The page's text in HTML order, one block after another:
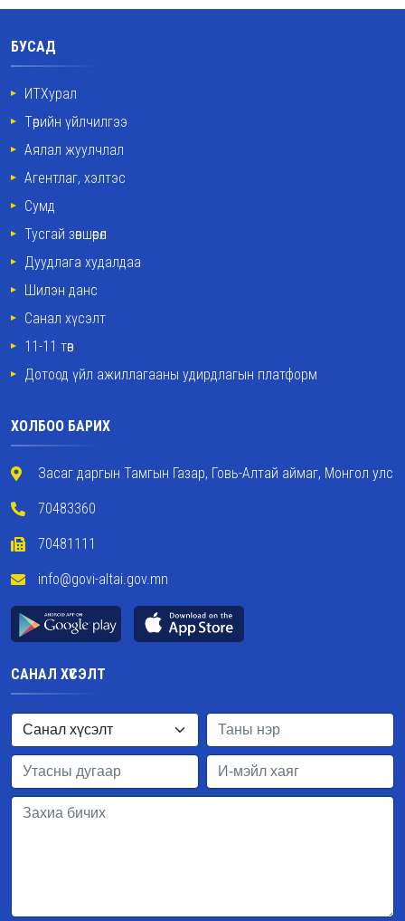
БУСАД
ИТХурал
Төрийн үйлчилгээ
Аялал жуулчлал
Агентлаг, хэлтэс
Сумд
Тусгай зөвшөөрөл
Дуудлага худалдаа
Шилэн данс
Санал хүсэлт
11-11 төв
Дотоод үйл ажиллагааны удирдлагын платформ
ХОЛБОО БАРИХ
Засаг даргын Тамгын Газар, Говь-Алтай аймаг, Монгол улс
70483360
70481111
info@govi-altai.gov.mn
САНАЛ ХҮСЭЛТ